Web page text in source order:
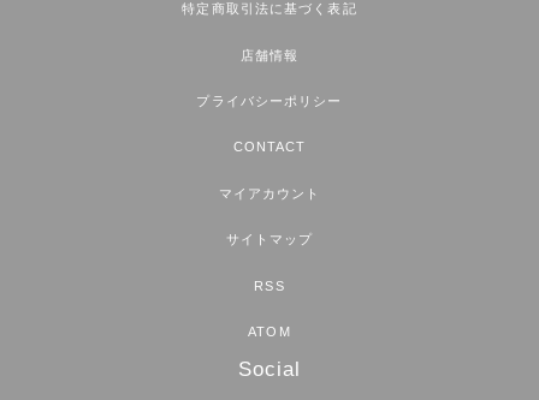
特定商取引法に基づく表記
店舗情報
プライバシーポリシー
CONTACT
マイアカウント
サイトマップ
RSS
ATOM
Social